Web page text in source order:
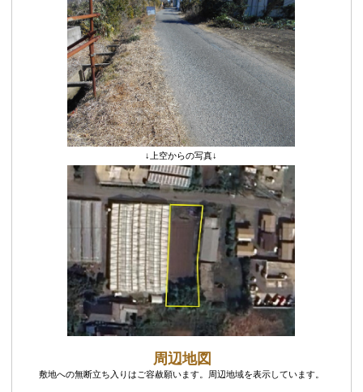
↓上空からの写真↓
周辺地図
敷地への無断立ち入りはご容赦願います。周辺地域を表示しています。